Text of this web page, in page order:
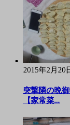
2015年2月20
突撃隣の晩
【家常菜...